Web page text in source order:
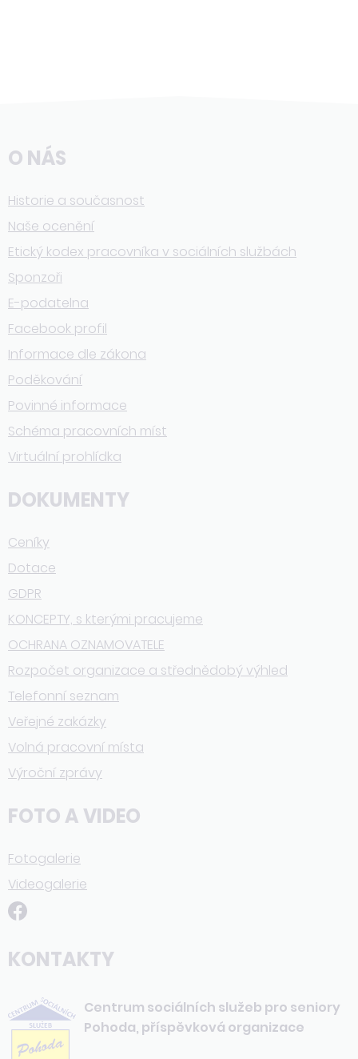
O NÁS
Historie a současnost
Naše ocenění
Etický kodex pracovníka v sociálních službách
Sponzoři
E-podatelna
Facebook profil
Informace dle zákona
Poděkování
Povinné informace
Schéma pracovních míst
Virtuální prohlídka
DOKUMENTY
Ceníky
Dotace
GDPR
KONCEPTY, s kterými pracujeme
OCHRANA OZNAMOVATELE
Rozpočet organizace a střednědobý výhled
Telefonní seznam
Veřejné zakázky
Volná pracovní místa
Výroční zprávy
FOTO A VIDEO
Fotogalerie
Videogalerie
KONTAKTY
Centrum sociálních služeb pro seniory
Pohoda, příspěvková organizace